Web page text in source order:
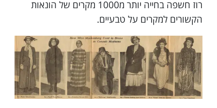
רוז חשפה בחייה יותר מ1000 מקרים של הונאות
הקשורים למקרים על טבעיים.